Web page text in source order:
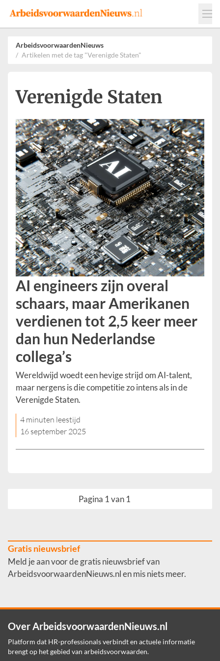
Events
Adverteren
Leveranciers
Werkgevers
ArbeidsvoorwaardenNieuws
Artikelen met de tag "Verenigde Staten"
Verenigde Staten
AI engineers zijn overal
schaars, maar Amerikanen
verdienen tot 2,5 keer meer
dan hun Nederlandse
collega’s
Wereldwijd woedt een hevige strijd om AI-talent,
maar nergens is die competitie zo intens als in de
Verenigde Staten.
4 minuten leestijd
16 september 2025
Pagina 1 van 1
Gratis nieuwsbrief
Meld je aan voor de gratis nieuwsbrief van
ArbeidsvoorwaardenNieuws.nl en mis niets meer.
Over ArbeidsvoorwaardenNieuws.nl
Platform dat HR-professionals verbindt en actuele informatie
brengt op het gebied van arbeidsvoorwaarden.